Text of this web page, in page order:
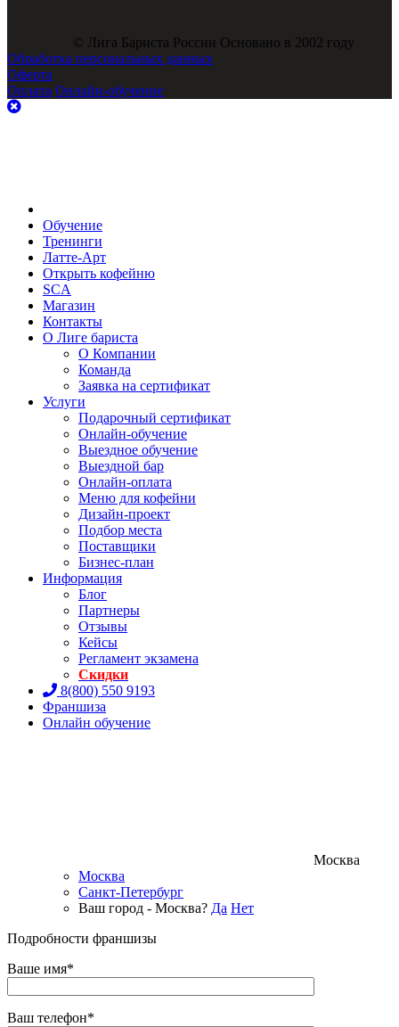
© Лига Бариста России Основано в 2002 году
Обработка персональных данных
Оферта
Оплата Онлайн-обучение
Обучение
Тренинги
Латте-Арт
Открыть кофейню
SCA
Магазин
Контакты
О Лиге бариста
О Компании
Команда
Заявка на сертификат
Услуги
Подарочный сертификат
Онлайн-обучение
Выездное обучение
Выездной бар
Онлайн-оплата
Меню для кофейни
Дизайн-проект
Подбор места
Поставщики
Бизнес-план
Информация
Блог
Партнеры
Отзывы
Кейсы
Регламент экзамена
Скидки
8(800) 550 9193
Франшиза
Онлайн обучение
Москва
Москва
Санкт-Петербург
Ваш город - Москва? Да Нет
Подробности франшизы
Ваше имя*
Ваш телефон*